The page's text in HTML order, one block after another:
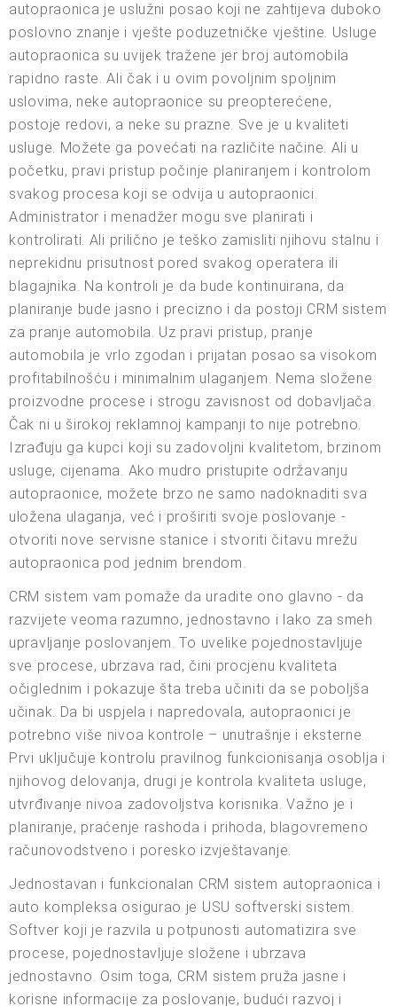
autopraonica je uslužni posao koji ne zahtijeva duboko
poslovno znanje i vješte poduzetničke vještine. Usluge
autopraonica su uvijek tražene jer broj automobila
rapidno raste. Ali čak i u ovim povoljnim spoljnim
uslovima, neke autopraonice su preopterećene,
postoje redovi, a neke su prazne. Sve je u kvaliteti
usluge. Možete ga povećati na različite načine. Ali u
početku, pravi pristup počinje planiranjem i kontrolom
svakog procesa koji se odvija u autopraonici.
Administrator i menadžer mogu sve planirati i
kontrolirati. Ali prilično je teško zamisliti njihovu stalnu i
neprekidnu prisutnost pored svakog operatera ili
blagajnika. Na kontroli je da bude kontinuirana, da
planiranje bude jasno i precizno i da postoji CRM sistem
za pranje automobila. Uz pravi pristup, pranje
automobila je vrlo zgodan i prijatan posao sa visokom
profitabilnošću i minimalnim ulaganjem. Nema složene
proizvodne procese i strogu zavisnost od dobavljača.
Čak ni u širokoj reklamnoj kampanji to nije potrebno.
Izrađuju ga kupci koji su zadovoljni kvalitetom, brzinom
usluge, cijenama. Ako mudro pristupite održavanju
autopraonice, možete brzo ne samo nadoknaditi sva
uložena ulaganja, već i proširiti svoje poslovanje -
otvoriti nove servisne stanice i stvoriti čitavu mrežu
autopraonica pod jednim brendom.
CRM sistem vam pomaže da uradite ono glavno - da
razvijete veoma razumno, jednostavno i lako za smeh
upravljanje poslovanjem. To uvelike pojednostavljuje
sve procese, ubrzava rad, čini procjenu kvaliteta
očiglednim i pokazuje šta treba učiniti da se poboljša
učinak. Da bi uspjela i napredovala, autopraonici je
potrebno više nivoa kontrole – unutrašnje i eksterne.
Prvi uključuje kontrolu pravilnog funkcionisanja osoblja i
njihovog delovanja, drugi je kontrola kvaliteta usluge,
utvrđivanje nivoa zadovoljstva korisnika. Važno je i
planiranje, praćenje rashoda i prihoda, blagovremeno
računovodstveno i poresko izvještavanje.
Jednostavan i funkcionalan CRM sistem autopraonica i
auto kompleksa osigurao je USU softverski sistem.
Softver koji je razvila u potpunosti automatizira sve
procese, pojednostavljuje složene i ubrzava
jednostavno. Osim toga, CRM sistem pruža jasne i
korisne informacije za poslovanje, budući razvoj i